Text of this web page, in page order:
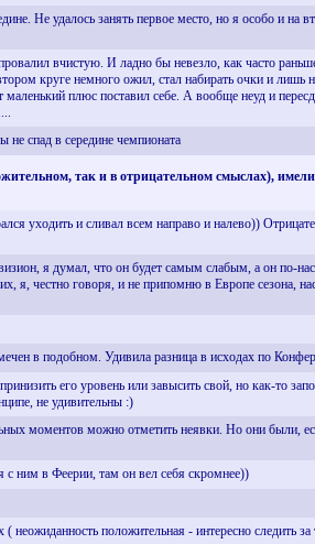
Не удалось занять первое место, но я особо и на
вчистую. И ладно бы невезло, как часто
круге немного ожил, стал набирать очки и лишь
плюс поставил себе. А вообще неуд и
не спад в середине чемпионата
так и в отрицательном смыслах),
уходить и сливал всем направо и налево))
я думал, что он будет самым слабым, а он
честно говоря, и не припомню в Европе сезона,
в подобном. Удивила разница в исходах по
его уровень или завысить свой, но как-то
не удивительны :)
моментов можно отметить неявки. Но они были,
с ним в Феерии, там он вел себя скромнее))
неожиданность положительная - интересно следить